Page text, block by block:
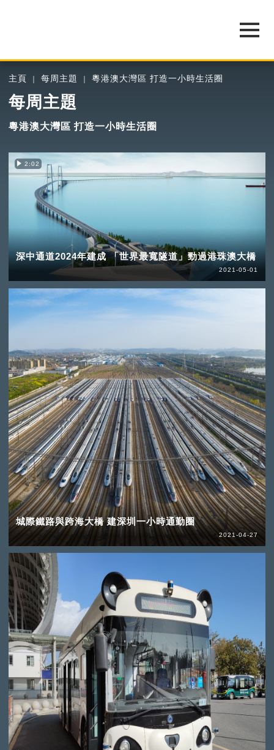
主頁 每周主題 粵港澳大灣區 打造一小時生活圈
每周主題
粵港澳大灣區 打造一小時生活圈
2:02
深中通道2024年建成 「世界最寬隧道」勁過港珠澳大橋
2021-05-01
城際鐵路與跨海大橋 建深圳一小時通勤圈
2021-04-27